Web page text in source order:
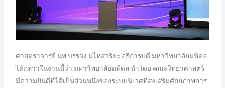
ศาสตราจารย์ นพ.บรรจง มไหสวริยะ อธิการบดี มหาวิทยาลัยมหิดล
ได้กล่าวในงานนี้ว่า มหาวิทยาลัยมหิดล นำโดย คณะวิทยาศาสตร์
มีความยินดีที่ได้เป็นส่วนหนึ่งของระบบนิเวศที่ส่งเสริมศักยภาพการ